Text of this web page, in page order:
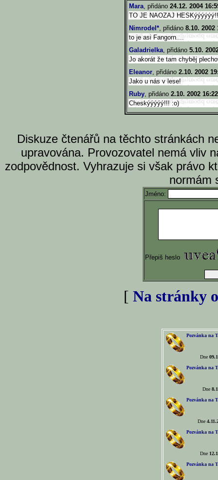
Mara, přidáno 24.12. 2004
TO JE NAOZAJ
Nimrodel*, přidáno 8.10. 2002
to je asi Fangorn....
Galadrielka, přidáno 5.10.
Jo akorát že tam chyběj
Eleanor, přidáno 2.10. 2002
Jako u nás v lese!
Ruby, přidáno 2.10. 2002
Cheskýýýýý!!! :o)
Diskuze čtenářů na těchto stránkách
upravována. Provozovatel nemá vliv
zodpovědnost. Vyhrazuje si však právo
normám
Jméno:
Přepiš heslo
[ Na stránky
Pozvánka na
Dne
Pozvánka na
Dne
Pozvánka na
Dne
Pozvánka na
Dne
Pozvánka na